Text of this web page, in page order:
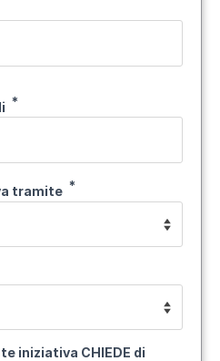
tramite
iniziativa CHIEDE di